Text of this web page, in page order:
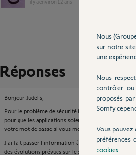
il y a environ 12 ans
Réponses
Bonjour Judelis,
Pour le problème de sécurité il est plus prudent de
pour que les applications soient plus faciles à ouvrir
votre mot de passe si vous mettez un code sur
J'ai fait passer l'information à notre équipe de
des évolutions prévues sur le sujet.
Nous
sur notre
une
Nous
contrôler ou
proposés
Somfy
Vous
préférences
cookies